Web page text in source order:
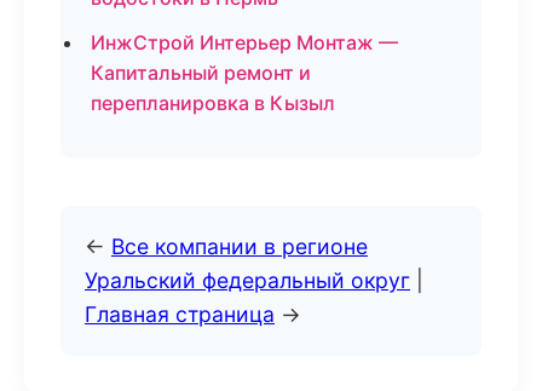
ИнжСтрой Интерьер Монтаж —
Капитальный ремонт и
перепланировка в Кызыл
← Все компании в регионе
Уральский федеральный округ
Главная страница →